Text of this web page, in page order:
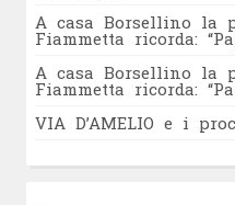
A casa Borsellino la
Fiammetta ricorda:
A casa Borsellino la
Fiammetta ricorda:
VIA D’AMELIO e i